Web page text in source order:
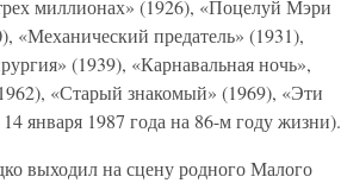
миллионах» (1926), «Поцелуй Мэри
«Механический предатель» (1931),
(1939), «Карнавальная ночь»,
«Старый знакомый» (1969), «Эти
января 1987 года на 86-м году жизни).
выходил на сцену родного Малого